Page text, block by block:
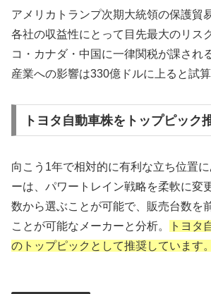
アメリカトランプ次期大統領の保護貿
各社の収益性にとって目先最大のリス
コ・カナダ・中国に一律関税が課され
産業への影響は330億ドルに上ると試算
トヨタ自動車株をトップピック
向こう1年で相対的に有利な立ち位置
ーは、パワートレイン戦略を柔軟に変
数から選ぶことが可能で、販売台数を
ことが可能なメーカーと分析。
トヨタ
のトップピックとして推奨しています。